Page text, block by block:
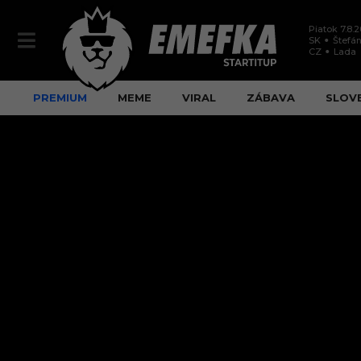
Piatok
SK
CZ
Lada
PREMIUM MEME VIRAL ZÁBAVA